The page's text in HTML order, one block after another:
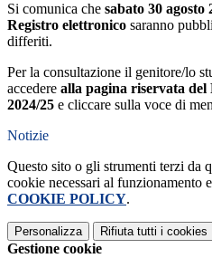
Si comunica che sabato 30 agosto
Registro elettronico saranno
differiti.
Per la consultazione il genitore/lo
accedere alla pagina riservata del
2024/25 e cliccare sulla voce di
Notizie
Questo sito o gli strumenti terzi da
cookie necessari al funzionamento
COOKIE POLICY.
Personalizza Rifiuta tutti i cookies
Gestione cookie